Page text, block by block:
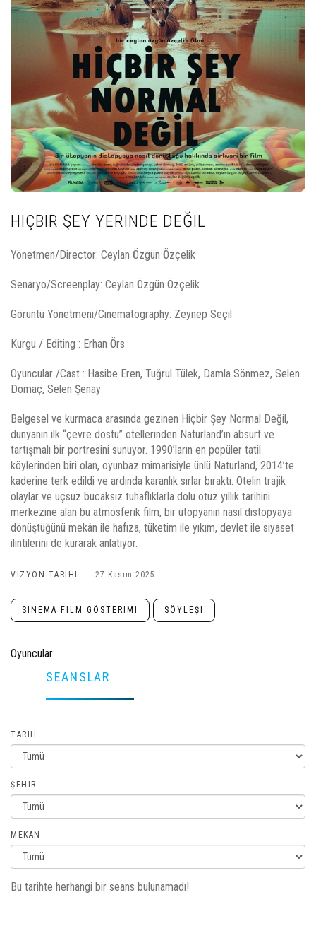
HIÇBIR ŞEY YERINDE DEĞIL
Yönetmen/Director: Ceylan Özgün Özçelik
Senaryo/Screenplay: Ceylan Özgün Özçelik
Görüntü Yönetmeni/Cinematography: Zeynep Seçil
Kurgu / Editing : Erhan Örs
Oyuncular /Cast : Hasibe Eren, Tuğrul Tülek, Damla Sönmez, Selen
Domaç, Selen Şenay
Belgesel ve kurmaca arasında gezinen Hiçbir Şey Normal Değil,
dünyanın ilk “çevre dostu” otellerinden Naturland’ın absürt ve
tartışmalı bir portresini sunuyor. 1990’ların en popüler tatil
köylerinden biri olan, oyunbaz mimarisiyle ünlü Naturland, 2014’te
kaderine terk edildi ve ardında karanlık sırlar bıraktı. Otelin trajik
olaylar ve uçsuz bucaksız tuhaflıklarla dolu otuz yıllık tarihini
merkezine alan bu atmosferik film, bir ütopyanın nasıl distopyaya
dönüştüğünü mekân ile hafıza, tüketim ile yıkım, devlet ile siyaset
ilintilerini de kurarak anlatıyor.
VIZYON TARIHI 27 Kasım 2025
SINEMA FILM GÖSTERIMI SÖYLEŞI
Oyuncular
SEANSLAR
TARIH
ŞEHIR
MEKAN
Bu tarihte herhangi bir seans bulunamadı!